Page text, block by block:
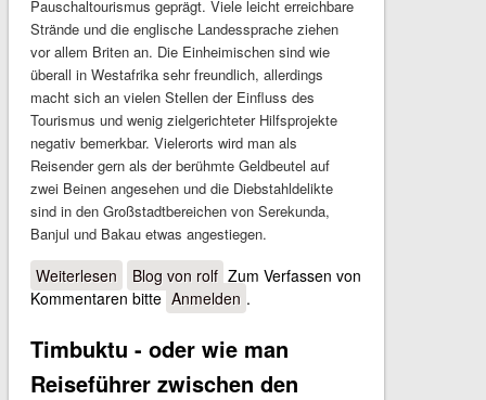
Pauschaltourismus geprägt. Viele leicht erreichbare
Strände und die englische Landessprache ziehen
vor allem Briten an. Die Einheimischen sind wie
überall in Westafrika sehr freundlich, allerdings
macht sich an vielen Stellen der Einfluss des
Tourismus und wenig zielgerichteter Hilfsprojekte
negativ bemerkbar. Vielerorts wird man als
Reisender gern als der berühmte Geldbeutel auf
zwei Beinen angesehen und die Diebstahldelikte
sind in den Großstadtbereichen von Serekunda,
Banjul und Bakau etwas angestiegen.
Weiterlesen über Reiseinfo Gambia
Blog von rolf Zum Verfassen von
Kommentaren bitte Anmelden .
Timbuktu - oder wie man
Reiseführer zwischen den